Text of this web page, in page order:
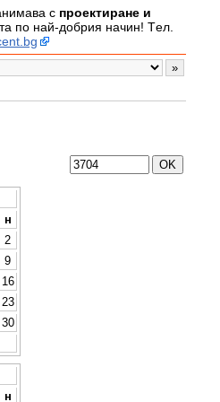
с проектиране и
по най-добрия начин! Tел.
н
2
9
16
23
30
н